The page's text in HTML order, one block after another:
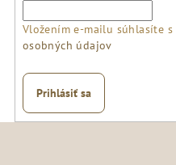
Vložením e-mailu súhlasíte s
osobných údajov
Prihlásiť sa